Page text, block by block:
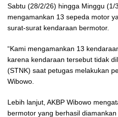
Sabtu (28/2/26) hingga Minggu
mengamankan 13 sepeda motor
surat-surat kendaraan bermotor.
“Kami mengamankan 13
karena kendaraan tersebut tidak
(STNK) saat petugas melakukan
Wibowo.
Lebih lanjut, AKBP Wibowo
bermotor yang berhasil